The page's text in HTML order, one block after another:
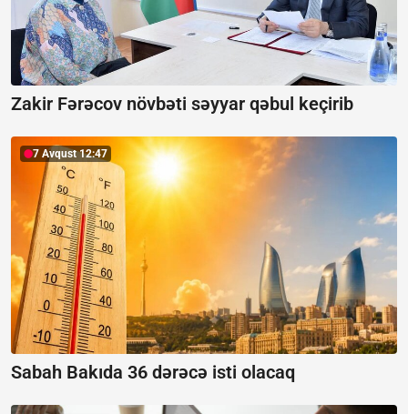
Zakir Fərəcov növbəti səyyar qəbul keçirib
7 Avqust 12:47
Sabah Bakıda 36 dərəcə isti olacaq